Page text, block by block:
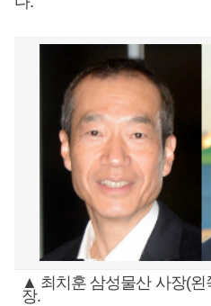
▲ 최치훈 삼성물산 사장(왼
장.